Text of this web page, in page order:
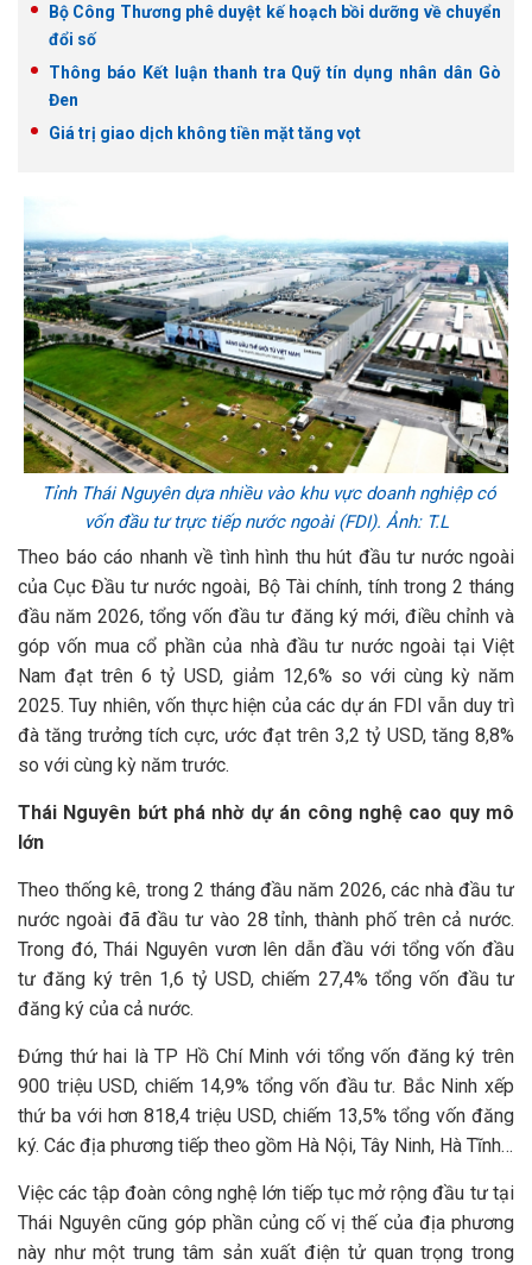
Bộ Công Thương phê duyệt kế hoạch bồi dưỡng về chuyển
đổi số
Thông báo Kết luận thanh tra Quỹ tín dụng nhân dân Gò
Đen
Giá trị giao dịch không tiền mặt tăng vọt
Tỉnh Thái Nguyên dựa nhiều vào khu vực doanh nghiệp có
vốn đầu tư trực tiếp nước ngoài (FDI). Ảnh: T.L
Theo báo cáo nhanh về tình hình thu hút đầu tư nước ngoài
của Cục Đầu tư nước ngoài, Bộ Tài chính, tính trong 2 tháng
đầu năm 2026, tổng vốn đầu tư đăng ký mới, điều chỉnh và
góp vốn mua cổ phần của nhà đầu tư nước ngoài tại Việt
Nam đạt trên 6 tỷ USD, giảm 12,6% so với cùng kỳ năm
2025. Tuy nhiên, vốn thực hiện của các dự án FDI vẫn duy trì
đà tăng trưởng tích cực, ước đạt trên 3,2 tỷ USD, tăng 8,8%
so với cùng kỳ năm trước.
Thái Nguyên bứt phá nhờ dự án công nghệ cao quy mô
lớn
Theo thống kê, trong 2 tháng đầu năm 2026, các nhà đầu tư
nước ngoài đã đầu tư vào 28 tỉnh, thành phố trên cả nước.
Trong đó, Thái Nguyên vươn lên dẫn đầu với tổng vốn đầu
tư đăng ký trên 1,6 tỷ USD, chiếm 27,4% tổng vốn đầu tư
đăng ký của cả nước.
Đứng thứ hai là TP Hồ Chí Minh với tổng vốn đăng ký trên
900 triệu USD, chiếm 14,9% tổng vốn đầu tư. Bắc Ninh xếp
thứ ba với hơn 818,4 triệu USD, chiếm 13,5% tổng vốn đăng
ký. Các địa phương tiếp theo gồm Hà Nội, Tây Ninh, Hà Tĩnh…
Việc các tập đoàn công nghệ lớn tiếp tục mở rộng đầu tư tại
Thái Nguyên cũng góp phần củng cố vị thế của địa phương
này như một trung tâm sản xuất điện tử quan trọng trong